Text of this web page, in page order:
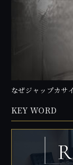
なぜジャップカサ
KEY WORD